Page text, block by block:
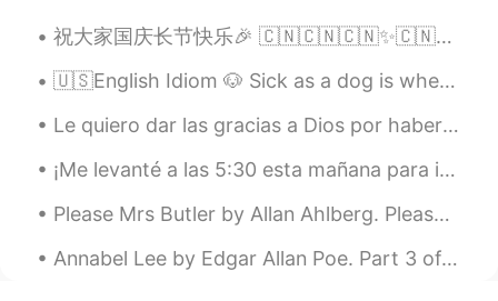
Jairo Acevedo 2020.04.21 00:32
Mandame Betsy! xD
Betsy 2020.04.20 22:44
EN ES
@ramon¡Genial! Mucho gusto. ☺️👋🏼 El
novio de mi prima es salvadoreño
también, su mamá me enseñó.
祝大家国庆长节快乐🎉 🇨🇳🇨🇳🇨🇳✨🇨🇳🇨🇳🇨🇳✨ ✨✨🇨🇳✨🇨🇳✨🇨🇳✨ ✨✨🇨🇳✨🇨🇳✨🇨🇳✨ ✨✨🇨🇳✨🇨🇳🇨🇳🇨🇳✨ [Happy Chinese National Day]
🇺🇸English Idiom 🐶 Sick as a dog is when you feel really ill or sick 🤧 🗣Listen to the audio an...
Le quiero dar las gracias a Dios por haberme llevado a este logro gigantesco. Hoy os comento que ...
¡Me levanté a las 5:30 esta mañana para ir a pescar por primera vez! No atrapamos nada 😂, pero l...
Please Mrs Butler by Allan Ahlberg. Please Mrs Butler This boy Derek Drew Keeps copying my work...
Annabel Lee by Edgar Allan Poe. Part 3 of 3. But our love it was stronger by far than the love ...